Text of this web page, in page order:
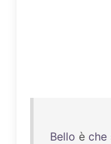
Bello è che